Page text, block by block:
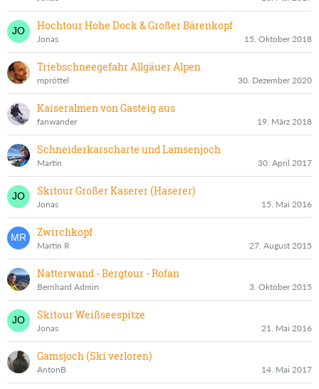
Hochtour Hohe Dock & Großer Bärenkopf
Jonas 15. Oktober 2018
Triebschneegefahr Allgäuer Alpen
mpröttel 30. Dezember 2020
Kaiseralmen von Gasteig aus
fanwander 19. März 2018
Schneiderkarscharte und Lamsenjoch
Martin 30. April 2017
Skitour Großer Kaserer (Haserer)
Jonas 15. Mai 2016
Zwirchkopf
Martin R 27. August 2015
Natterwand - Bergtour - Rofan
Bernhard Admin 3. Oktober 2015
Skitour Weißseespitze
Jonas 21. Mai 2016
Gamsjoch (Ski verloren)
AntonB 14. Mai 2017